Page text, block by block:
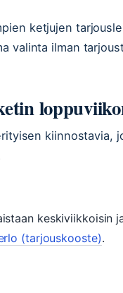
ketjujen
valinta ilman
kiinnostavia,
keskiviikkoisin
(tarjouskooste).